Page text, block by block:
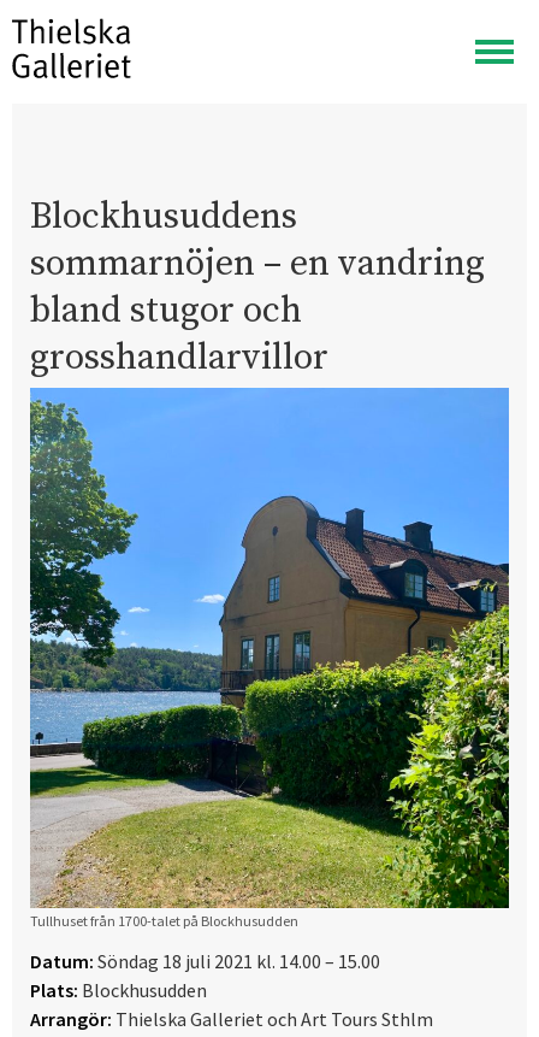
Visa
meny
Blockhusuddens
sommarnöjen – en vandring
bland stugor och
grosshandlarvillor
Tullhuset från 1700-talet på Blockhusudden
Datum: Söndag 18 juli 2021 kl. 14.00 – 15.00
Plats: Blockhusudden
Arrangör: Thielska Galleriet och Art Tours Sthlm